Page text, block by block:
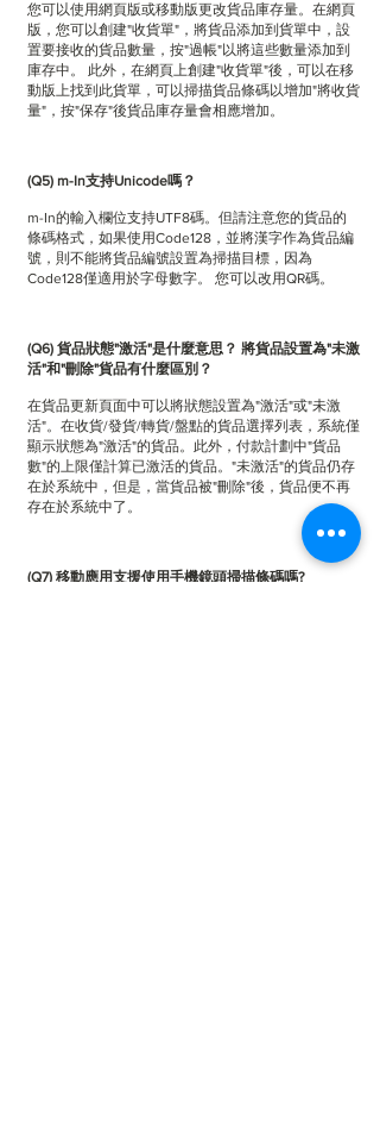
您可以使用網頁版或移動版更改貨品庫存量。在網頁
版，您可以創建"收貨單"，將貨品添加到貨單中，設
置要接收的貨品數量，按"過帳"以將這些數量添加到
庫存中。 此外，在網頁上創建"收貨單"後，可以在移
動版上找到此貨單，可以掃描貨品條碼以增加"將收貨
量"，按"保存"後貨品庫存量會相應增加。
(Q5) m-In支持Unicode嗎？
m-In的輸入欄位支持UTF8碼。但請注意您的貨品的
條碼格式，如果使用Code128，並將漢字作為貨品編
號，則不能將貨品編號設置為掃描目標，因為
Code128僅適用於字母數字。 您可以改用QR碼。
(Q6) 貨品狀態"激活"是什麼意思？ 將貨品設置為"未激
活"和"刪除"貨品有什麼區別？
在貨品更新頁面中可以將狀態設置為"激活"或"未激
活"。在收貨/發貨/轉貨/盤點的貨品選擇列表，系統僅
顯示狀態為"激活"的貨品。此外，付款計劃中"貨品
數"的上限僅計算已激活的貨品。"未激活"的貨品仍存
在於系統中，但是，當貨品被"刪除"後，貨品便不再
存在於系統中了。
(Q7) 移動應用支援使用手機鏡頭掃描條碼嗎?